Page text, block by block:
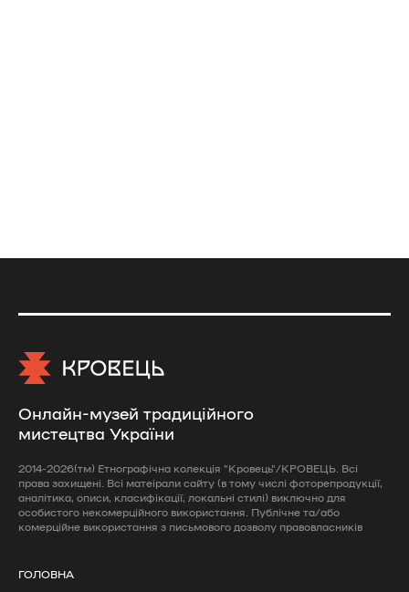
Онлайн-музей традиційного
мистецтва України
2014-2026(тм) Етнографічна колекція "Кровець"/КРОВЕЦЬ. Всі
права захищені. Всі матеірали сайту (в тому числі фоторепродукції,
аналітика, описи, класифікації, локальні стилі) виключно для
особистого некомерційного використання. Публічне та/або
комерційне використання з письмового дозволу правовласників
ГОЛОВНА